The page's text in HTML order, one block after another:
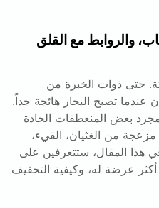
والروابط مع القلق
حتى ذوات الخبرة من
عندما تصبح البحار هائجة جداً.
بعض المنعطفات الحادة
من الغثيان، القيء،
في هذا المقال، ستتعرفين على
أكثر عرضة له، وكيفية التخفيف